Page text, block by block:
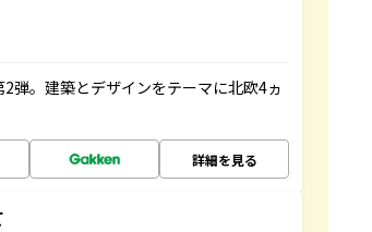
弾。建築とデザインをテーマに北欧4ヵ
詳細を見る